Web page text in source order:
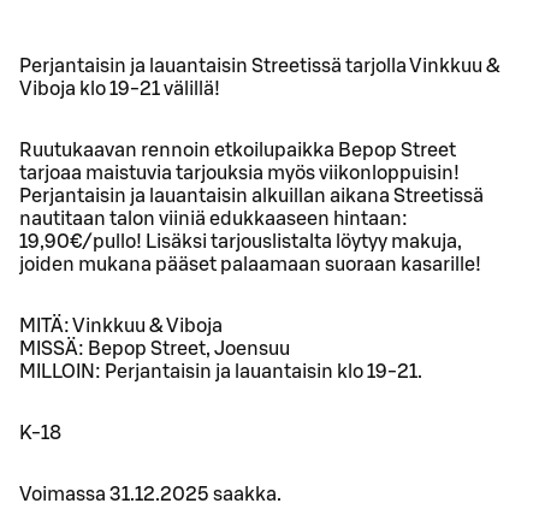
Perjantaisin ja lauantaisin Streetissä tarjolla Vinkkuu &
Viboja klo 19-21 välillä!
Ruutukaavan rennoin etkoilupaikka Bepop Street
tarjoaa maistuvia tarjouksia myös viikonloppuisin!
Perjantaisin ja lauantaisin alkuillan aikana Streetissä
nautitaan talon viiniä edukkaaseen hintaan:
19,90€/pullo! Lisäksi tarjouslistalta löytyy makuja,
joiden mukana pääset palaamaan suoraan kasarille!
MITÄ: Vinkkuu & Viboja
MISSÄ: Bepop Street, Joensuu
MILLOIN: Perjantaisin ja lauantaisin klo 19-21.
K-18
Voimassa 31.12.2025 saakka.